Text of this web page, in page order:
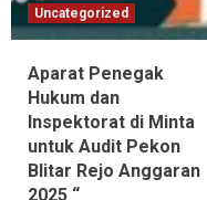
Uncategorized
Aparat Penegak
Hukum dan
Inspektorat di Minta
untuk Audit Pekon
Blitar Rejo Anggaran
2025 “